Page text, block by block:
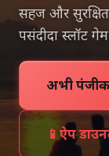
सहज और
पसंदीदा स्लॉट
अभी
📱 ऐप